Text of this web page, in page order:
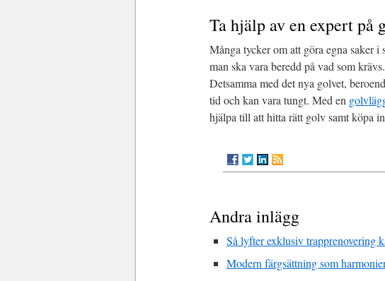
Ta hjälp av en expert på
Många tycker om att göra egna saker
man ska vara beredd på vad som
Detsamma med det nya golvet,
tid och kan vara tungt. Med en
hjälpa till att hitta rätt golv samt köpa
Andra inlägg
Så lyfter exklusiv trapprenovering
Modern färgsättning som